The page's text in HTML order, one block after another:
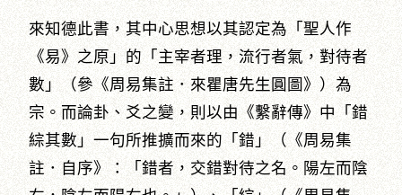
來知德此書，其中心思想以其認定為「聖人作
《易》之原」的「主宰者理，流行者氣，對待者
數」（參《周易集註．來瞿唐先生圓圖》）為
宗。而論卦、爻之變，則以由《繫辭傳》中「錯
綜其數」一句所推擴而來的「錯」（《周易集
註．自序》：「錯者，交錯對待之名。陽左而陰